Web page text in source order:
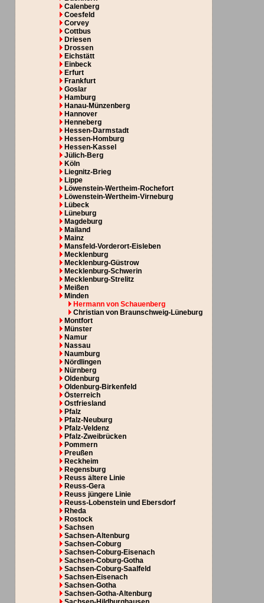
Calenberg
Coesfeld
Corvey
Cottbus
Driesen
Drossen
Eichstätt
Einbeck
Erfurt
Frankfurt
Goslar
Hamburg
Hanau-Münzenberg
Hannover
Henneberg
Hessen-Darmstadt
Hessen-Homburg
Hessen-Kassel
Jülich-Berg
Köln
Liegnitz-Brieg
Lippe
Löwenstein-Wertheim-Rochefort
Löwenstein-Wertheim-Virneburg
Lübeck
Lüneburg
Magdeburg
Mailand
Mainz
Mansfeld-Vorderort-Eisleben
Mecklenburg
Mecklenburg-Güstrow
Mecklenburg-Schwerin
Mecklenburg-Strelitz
Meißen
Minden
Hermann von Schauenberg
Christian von Braunschweig-Lüneburg
Montfort
Münster
Namur
Nassau
Naumburg
Nördlingen
Nürnberg
Oldenburg
Oldenburg-Birkenfeld
Österreich
Ostfriesland
Pfalz
Pfalz-Neuburg
Pfalz-Veldenz
Pfalz-Zweibrücken
Pommern
Preußen
Reckheim
Regensburg
Reuss ältere Linie
Reuss-Gera
Reuss jüngere Linie
Reuss-Lobenstein und Ebersdorf
Rheda
Rostock
Sachsen
Sachsen-Altenburg
Sachsen-Coburg
Sachsen-Coburg-Eisenach
Sachsen-Coburg-Gotha
Sachsen-Coburg-Saalfeld
Sachsen-Eisenach
Sachsen-Gotha
Sachsen-Gotha-Altenburg